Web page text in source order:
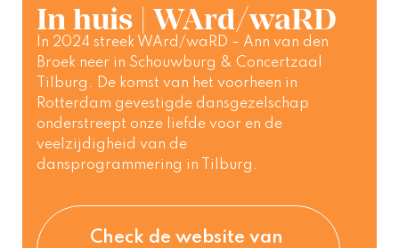
In huis | WArd/waRD
In 2024 streek WArd/waRD – Ann van den
Broek neer in Schouwburg & Concertzaal
Tilburg. De komst van het voorheen in
Rotterdam gevestigde dansgezelschap
onderstreept onze liefde voor en de
veelzijdigheid van de
dansprogrammering in Tilburg.
Check de website van